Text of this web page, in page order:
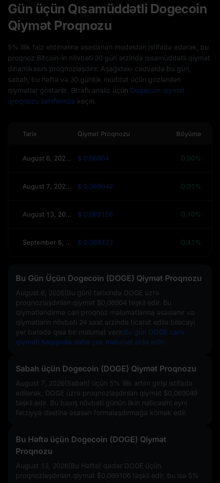
Gün üçün Qısamüddətli Dogecoin
Qiymət Proqnozu
5% illik faiz ehtimalına əsaslanan modeldən istifadə edərək, bu
proqnoz Bitcoin-in növbəti 30 gün ərzində qısamüddətli qiymət
dinamikasını proqnozlaşdırır. Aşağıdakı cədvəldə bu gün,
sabah, bu həftə və 30 günlük müddət üçün gözlənilən
qiymətlər göstərilir. Ətraflı analiz üçün Dogecoin qiymət
qroqnozu səhifəmizə keçin.
Tarix Qiymət Proqnozu Böyümə
August 6, 2026(Bu gün) $ 0,06904 0,00%
August 7, 2026(Sabah) $ 0,069049 0,01%
August 13, 2026(Bu Həftə) $ 0,069106 0,10%
September 5, 2026(30 Gün) $ 0,069323 0,41%
Bu Gün Üçün Dogecoin (DOGE) Qiymət Proqnozu
August 6, 2026(Bu gün) tarixində DOGE üzrə
proqnozlaşdırılan qiymət $0,06904 təşkil edir. Bu
qiymətləndirmə cari proqnoz məlumatlarına əsaslanır və
qiymətlərin növbəti 24 saat ərzində ticarət edilə biləcəyi
yer barədə qısa bir məlumat verir. Bu gün DOGE canlı
qiyməti haqqında daha çox məlumat əldə edin.
Sabah üçün Dogecoin (DOGE) Qiymət Proqnozu
August 7, 2026(Sabah) üçün 5% illik artım girişi istifadə
edilərək, DOGE üzrə proqnozlaşdırılan qiymət $0,069049
təşkil edir. Bu baxış növbəti günün ilkin nəticəsini eyni
fərziyyə dəstinə əsasən formalaşdırmağa kömək edir.
Bu Həftə üçün Dogecoin (DOGE) Qiymət
Proqnozu
August 13, 2026(Bu Həftə) qədər DOGE üçün
proqnozlaşdırılan qiymət $0,069106 təşkil edir, bu isə 5%